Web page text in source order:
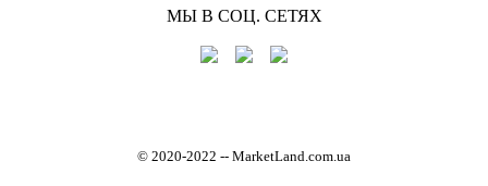
МЫ В СОЦ. СЕТЯХ
© 2020-2022 -- MarketLand.com.ua